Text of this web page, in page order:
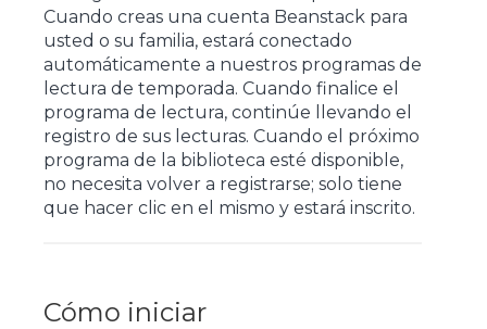
Cuando creas una cuenta Beanstack para
usted o su familia, estará conectado
automáticamente a nuestros programas de
lectura de temporada. Cuando finalice el
programa de lectura, continúe llevando el
registro de sus lecturas. Cuando el próximo
programa de la biblioteca esté disponible,
no necesita volver a registrarse; solo tiene
que hacer clic en el mismo y estará inscrito.
Cómo iniciar